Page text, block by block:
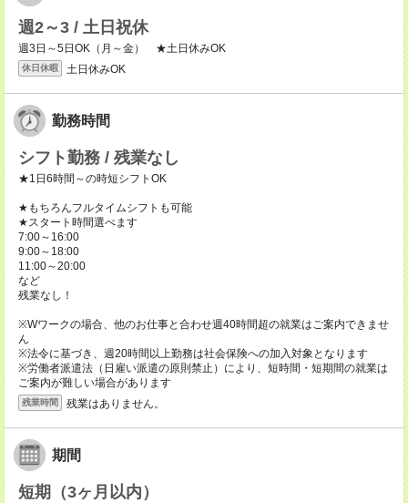
週2～3 / 土日祝休
週3日～5日OK（月～金） ★土日休みOK
休日休暇 土日休みOK
勤務時間
シフト勤務 / 残業なし
★1日6時間～の時短シフトOK
★もちろんフルタイムシフトも可能
★スタート時間選べます
7:00～16:00
9:00～18:00
11:00～20:00
など
残業なし！
※Wワークの場合、他のお仕事と合わせ週40時間超の就業はご案内できませ
ん
※法令に基づき、週20時間以上勤務は社会保険への加入対象となります
※労働者派遣法（日雇い派遣の原則禁止）により、短時間・短期間の就業は
ご案内が難しい場合があります
残業時間 残業はありません。
期間
短期（3ヶ月以内）